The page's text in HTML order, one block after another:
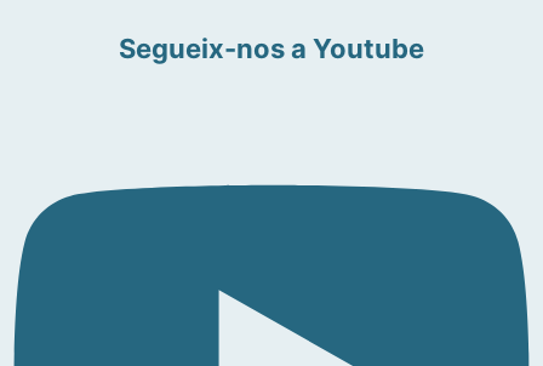
Segueix-nos a Youtube